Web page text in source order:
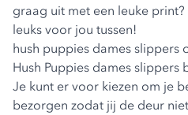
graag uit met een leuke
leuks voor jou tussen!
hush puppies dames slippers
Hush Puppies dames
Je kunt er voor kiezen om je
bezorgen zodat jij de deur